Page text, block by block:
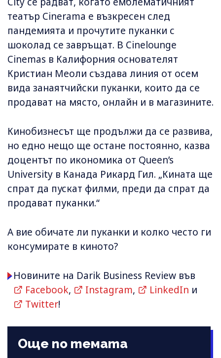
театър Cinerama е възкресен след
пандемията и прочутите пуканки с
шоколад се завръщат. В Cinelounge
Cinemas в Калифорния основателят
Кристиан Меоли създава линия от осем
вида занаятчийски пуканки, които да се
продават на място, онлайн и в магазините.
Кинобизнесът ще продължи да се развива,
но едно нещо ще остане постоянно, казва
доцентът по икономика от Queen’s
University в Канада Рикард Гил. „Кината ще
спрат да пускат филми, преди да спрат да
продават пуканки.“
А вие обичате ли пуканки и колко често ги
консумирате в киното?
Новините на Darik Business Review във
Facebook, Instagram, LinkedIn и
Twitter!
Още по темата